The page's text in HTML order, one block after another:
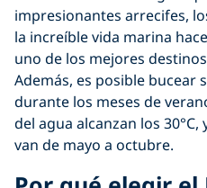
impresionantes arrecifes,
la increíble vida marina
uno de los mejores
Además, es posible bucear
durante los meses de
del agua alcanzan los
van de mayo a octubre.